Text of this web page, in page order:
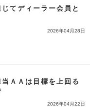
てディーラー会員と
2026年04月28日
ＡＡは目標を上回る
2026年04月22日